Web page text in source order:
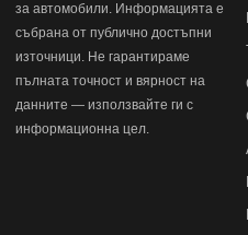
за автомобили. Информацията е
събрана от публично достъпни
източници. Не гарантираме
пълната точност и вярност на
данните — използвайте ги с
информационна цел.